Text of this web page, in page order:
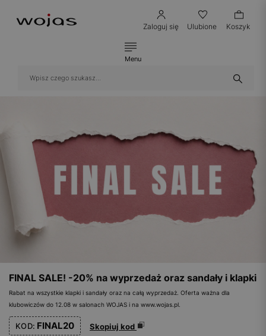
Zaloguj się Ulubione Koszyk
Menu
FINAL SALE! -20% na wyprzedaż oraz sandały i klapki
Rabat na wszystkie klapki i sandały oraz na całą wyprzedaż. Oferta ważna dla
klubowiczów do 12.08 w salonach WOJAS i na www.wojas.pl.
KOD: FINAL20 Skopiuj kod